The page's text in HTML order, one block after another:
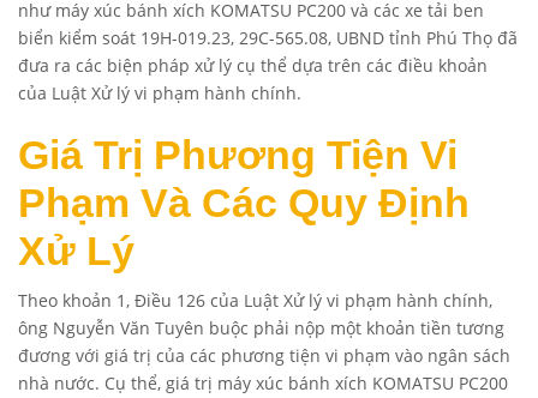
như máy xúc bánh xích KOMATSU PC200 và các xe tải ben
biển kiểm soát 19H-019.23, 29C-565.08, UBND tỉnh Phú Thọ đã
đưa ra các biện pháp xử lý cụ thể dựa trên các điều khoản
của Luật Xử lý vi phạm hành chính.
Giá Trị Phương Tiện Vi
Phạm Và Các Quy Định
Xử Lý
Theo khoản 1, Điều 126 của Luật Xử lý vi phạm hành chính,
ông Nguyễn Văn Tuyên buộc phải nộp một khoản tiền tương
đương với giá trị của các phương tiện vi phạm vào ngân sách
nhà nước. Cụ thể, giá trị máy xúc bánh xích KOMATSU PC200